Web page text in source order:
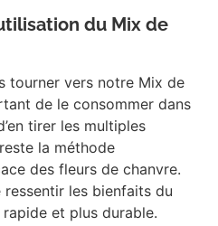
du Mix de
tourner vers notre Mix de
de le consommer dans
tirer les multiples
reste la méthode
des fleurs de chanvre.
les bienfaits du
et plus durable.